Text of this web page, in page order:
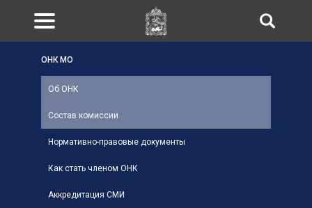
ОНК МО
Об ОНК
Состав комиссии
Нормативно-правовые документы
Как стать членом ОНК
Аккредитация СМИ